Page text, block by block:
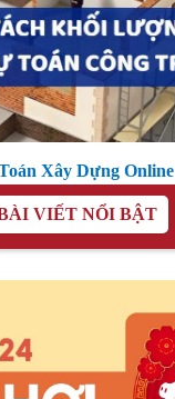
Xây Dựng Online
VIẾT NỔI BẬT